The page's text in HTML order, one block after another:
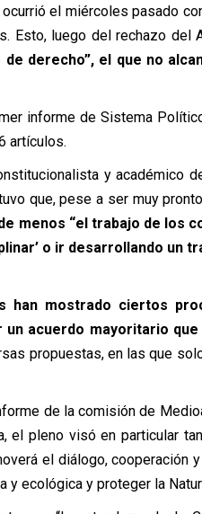
el miércoles pasado
Esto, luego del rechazo del
derecho”, el que no
informe de Sistema
artículos.
y académico
que, pese a ser muy
menos “el trabajo de los
o ir desarrollando un
han mostrado ciertos
acuerdo mayoritario
propuestas, en las que
de la comisión de
el pleno visó en particular
el diálogo, cooperación
ecológica y proteger la